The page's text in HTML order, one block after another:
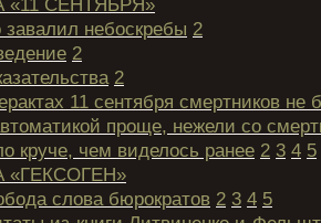
«11 СЕНТЯБРЯ»
завалил небоскребы 2
2
2
11 сентября смертников не
проще, нежели со
круче, чем виделось ранее 2 3 4 5
«ГЕКСОГЕН»
слова бюрократов 2 3 4 5